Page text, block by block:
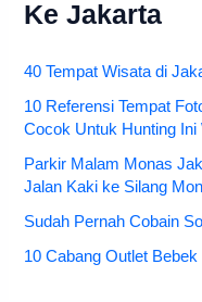
Ke Jakarta
40 Tempat Wisata di
10 Referensi Tempat
Cocok Untuk Hunting
Parkir Malam Monas
Jalan Kaki ke Silang
Sudah Pernah Cobain
10 Cabang Outlet